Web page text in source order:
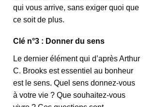
qui vous arrive, sans exiger quoi que
ce soit de plus.
Clé n°3 : Donner du sens
Le dernier élément qui d’après Arthur
C. Brooks est essentiel au bonheur
est le sens. Quel sens donnez-vous
à votre vie ? Que souhaitez-vous